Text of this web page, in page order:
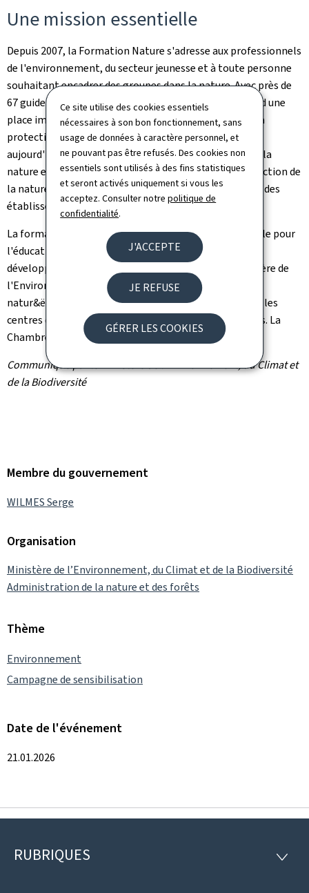
Ce site utilise des cookies essentiels
nécessaires à son bon fonctionnement, sans
usage de données à caractère personnel, et
ne pouvant pas être refusés. Des cookies non
essentiels sont utilisés à des fins statistiques
et seront activés uniquement si vous les
acceptez. Consulter notrepolitique de
confidentialité.
J'ACCEPTE
JE REFUSE
GÉRER LES COOKIES
Une mission essentielle
Depuis 2007, la Formation Nature s'adresse aux professionnels
de l'environnement, du secteur jeunesse et à toute personne
souhaitant encadrer des groupes dans la nature. Avec près de
67 guides formés en dix ans, la Formation Nature prend une
place importante dans la sensibilisation du public et la
protection de la biodiversité. Les diplômés exercent
aujourd'hui entre autres au sein de l'Administration de la
nature et des forêts (ANF), dans des syndicats de protection de
la nature, des ONG environnementales ou encore dans des
établissements scolaires.
La formation est organisée par la Plateforme nationale pour
l'éducation à la nature, à l'environnement et au
développement durable, en partenariat avec le ministère de
l'Environnement, du Climat et de la Biodiversité,
natur&ëmwelt
, le Musée national d'histoire naturelle, les
centres de protection de la nature et les parcs naturels. La
Chambre de Commerce en assure la certification.
Communiqué par le ministère de l'Environnement, du Climat et
de la Biodiversité
Membre du gouvernement
WILMES Serge
Organisation
Ministère de l’Environnement, du Climat et de la Biodiversité
Administration de la nature et des forêts
Thème
Environnement
Campagne de sensibilisation
Date de l'événement
21.01.2026
Pied
RUBRIQUES